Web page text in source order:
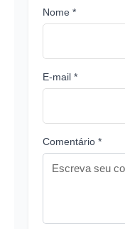
Nome *
E-mail *
Comentário *